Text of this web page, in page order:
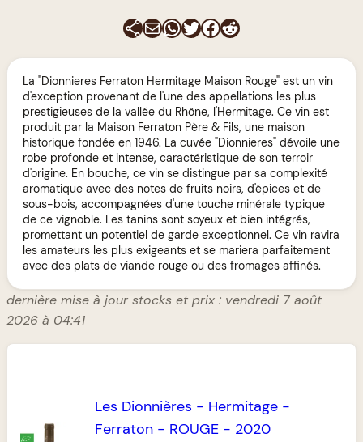
E-mailWhatsApp
Twitter
Facebook
Reddit
La "Dionnieres Ferraton Hermitage Maison Rouge" est un vin
d'exception provenant de l'une des appellations les plus
prestigieuses de la vallée du Rhône, l'Hermitage. Ce vin est
produit par la Maison Ferraton Père & Fils, une maison
historique fondée en 1946. La cuvée "Dionnieres" dévoile une
robe profonde et intense, caractéristique de son terroir
d'origine. En bouche, ce vin se distingue par sa complexité
aromatique avec des notes de fruits noirs, d'épices et de
sous-bois, accompagnées d'une touche minérale typique
de ce vignoble. Les tanins sont soyeux et bien intégrés,
promettant un potentiel de garde exceptionnel. Ce vin ravira
les amateurs les plus exigeants et se mariera parfaitement
avec des plats de viande rouge ou des fromages affinés.
dernière mise à jour stocks et prix : vendredi 7 août
2026 à 04:41
Les Dionnières - Hermitage -
Ferraton - ROUGE - 2020